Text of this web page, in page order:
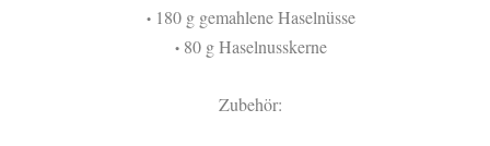
•180 g gemahlene Haselnüsse
•80 g Haselnusskerne
Zubehör: